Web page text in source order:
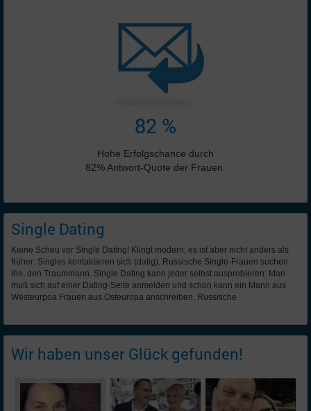
82 %
Hohe Erfolgschance durch
82% Antwort-Quote der Frauen.
Single Dating
Keine Scheu vor Single Dating! Klingt modern, es ist aber nicht anders als
früher: Singles kontaktieren sich (datig). Russische Single-Frauen suchen
ihn, den Traummann. Single Dating kann jeder selbst ausprobieren: Man
muß sich auf einer Dating-Seite anmelden und schon kann ein Mann aus
Westeurpoa Frauen aus Osteuropa anschreiben. Russische
Wir haben unser Glück gefunden!